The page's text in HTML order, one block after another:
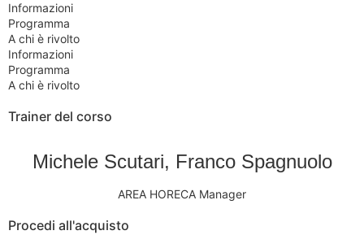
Informazioni
Programma
A chi è rivolto
Informazioni
Programma
A chi è rivolto
Trainer del corso
Michele Scutari, Franco Spagnuolo
AREA HORECA Manager
Procedi all'acquisto